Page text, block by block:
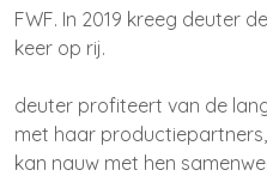
FWF. In 2019 kreeg deuter
keer op rij.
deuter profiteert van de
met haar
kan nauw met hen